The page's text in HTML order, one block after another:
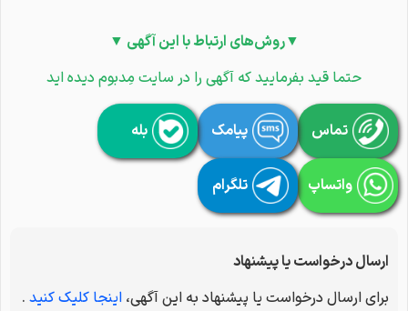
▼روش‌های ارتباط با این آگهی ▼
حتما قید بفرمایید که آگهی را در سایت مِدبوم دیده اید
تماس پیامک بله
واتساپ تلگرام
ارسال درخواست یا پیشنهاد
برای ارسال درخواست یا پیشنهاد به این آگهی، اینجا کلیک کنید .